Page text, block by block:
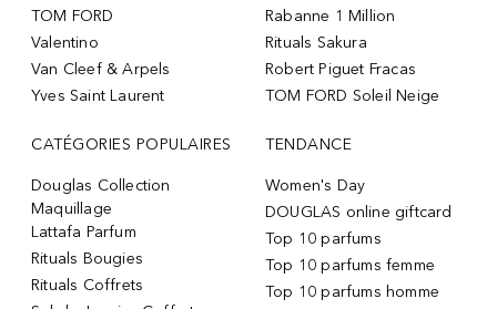
TOM FORD
Valentino
Van Cleef & Arpels
Yves Saint Laurent
Rabanne 1 Million
Rituals Sakura
Robert Piguet Fracas
TOM FORD Soleil Neige
CATÉGORIES POPULAIRES
Douglas Collection
Maquillage
Lattafa Parfum
Rituals Bougies
Rituals Coffrets
TENDANCE
Women's Day
DOUGLAS online giftcard
Top 10 parfums
Top 10 parfums femme
Top 10 parfums homme